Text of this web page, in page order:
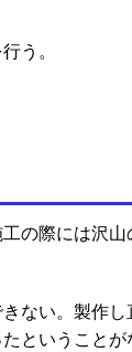
う。
の際には沢
ない。製作し
ということが